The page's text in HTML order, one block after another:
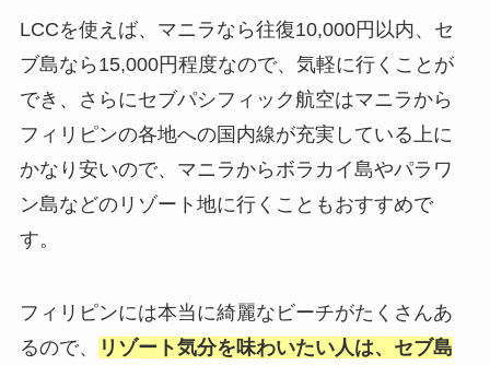
LCCを使えば、マニラなら往復10,000円以内、セ
ブ島なら15,000円程度なので、気軽に行くことが
でき、さらにセブパシフィック航空はマニラから
フィリピンの各地への国内線が充実している上に
かなり安いので、マニラからボラカイ島やパラワ
ン島などのリゾート地に行くこともおすすめで
す。
フィリピンには本当に綺麗なビーチがたくさんあ
るので、
リゾート気分を味わいたい人は、セブ島